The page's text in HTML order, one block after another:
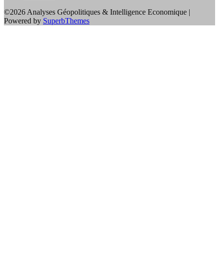
©2026 Analyses Géopolitiques & Intelligence Economique |
Powered by SuperbThemes